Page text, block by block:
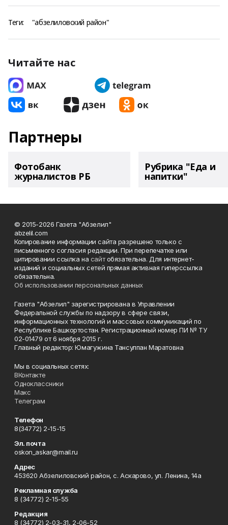
Теги: "абзелиловский район"
Читайте нас
Партнеры
Фотобанк
журналистов РБ
Рубрика "Еда и
напитки"
© 2015-2026 Газета "Абзелил"
abzelil.com
Копирование информации сайта разрешено только с
письменного согласия редакции. При перепечатке или
цитировании ссылка на сайтобязательна. Для интернет-
изданий и социальных сетей прямая активная гиперссылка
обязательна.
Об использовании персональных данных
Газета "Абзелил" зарегистрирована в Управлении
Федеральной службы по надзору в сфере связи,
информационных технологий и массовых коммуникаций по
Республике Башкортостан. Регистрационный номер ПИ № ТУ
02-01479 от 6 ноября 2015 г.
Главный редактор: Юмагужина Тансулпан Маратовна
Мы в социальных сетях:
ВКонтакте
Одноклассники
Макс
Телеграм
Телефон
8(34772) 2-15-15
Эл. почта
oskon_askar@mail.ru
Адрес
453620 Абзелиловский район, с. Аскарово, ул. Ленина, 14а
Рекламная служба
8 (34772) 2-15-55
Редакция
8 (34772) 2-03-31, 2-06-52